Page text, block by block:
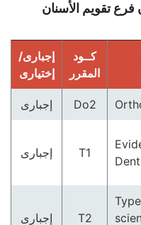
تقويم الأسنان
كــود
المقرر
إجبارى/
إختيارى
Do2 إجبارى
T1 إجبارى
T2 إجبارى